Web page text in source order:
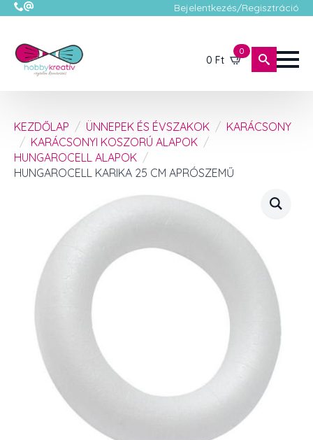
Bejelentkezés/Regisztráció
0 Ft
0
KEZDŐLAP ÜNNEPEK ÉS ÉVSZAKOK
KARÁCSONY
KARÁCSONYI KOSZORÚ ALAPOK
HUNGAROCELL ALAPOK
HUNGAROCELL KARIKA 25 CM APRÓSZEMŰ